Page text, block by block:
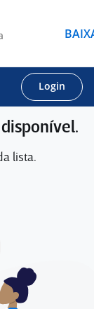
Login
disponível.
lista.